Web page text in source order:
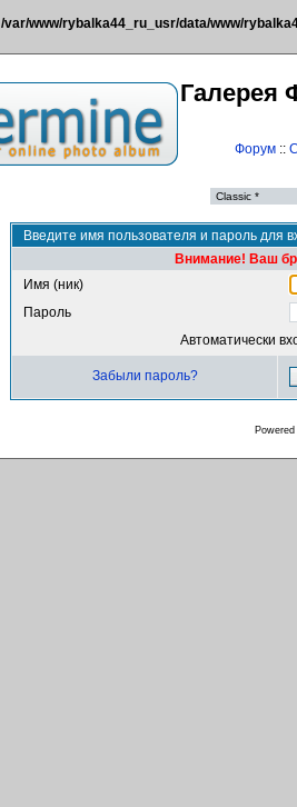
/var/www/rybalka44_ru_usr/data/www/
Галерея
Форум::
Введите имя пользователя и пароль для
Внимание! Ваш
Имя (ник)
Пароль
Автоматически
Забыли пароль?